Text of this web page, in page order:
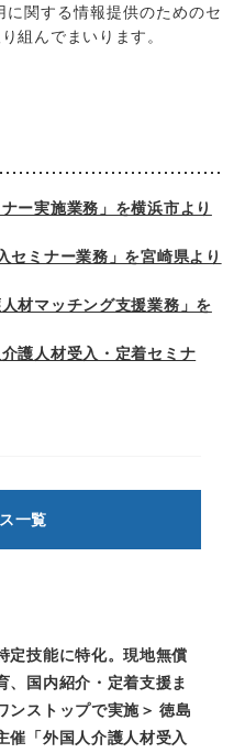
関する情報提供のためのセ
組んでまいります。
ー実施業務」を横浜市より
セミナー業務」を宮崎県より
材マッチング支援業務」を
護人材受入・定着セミナ
一覧
定技能に特化。現地無償
、国内紹介・定着支援ま
ンストップで実施＞ 徳島
催「外国人介護人材受入